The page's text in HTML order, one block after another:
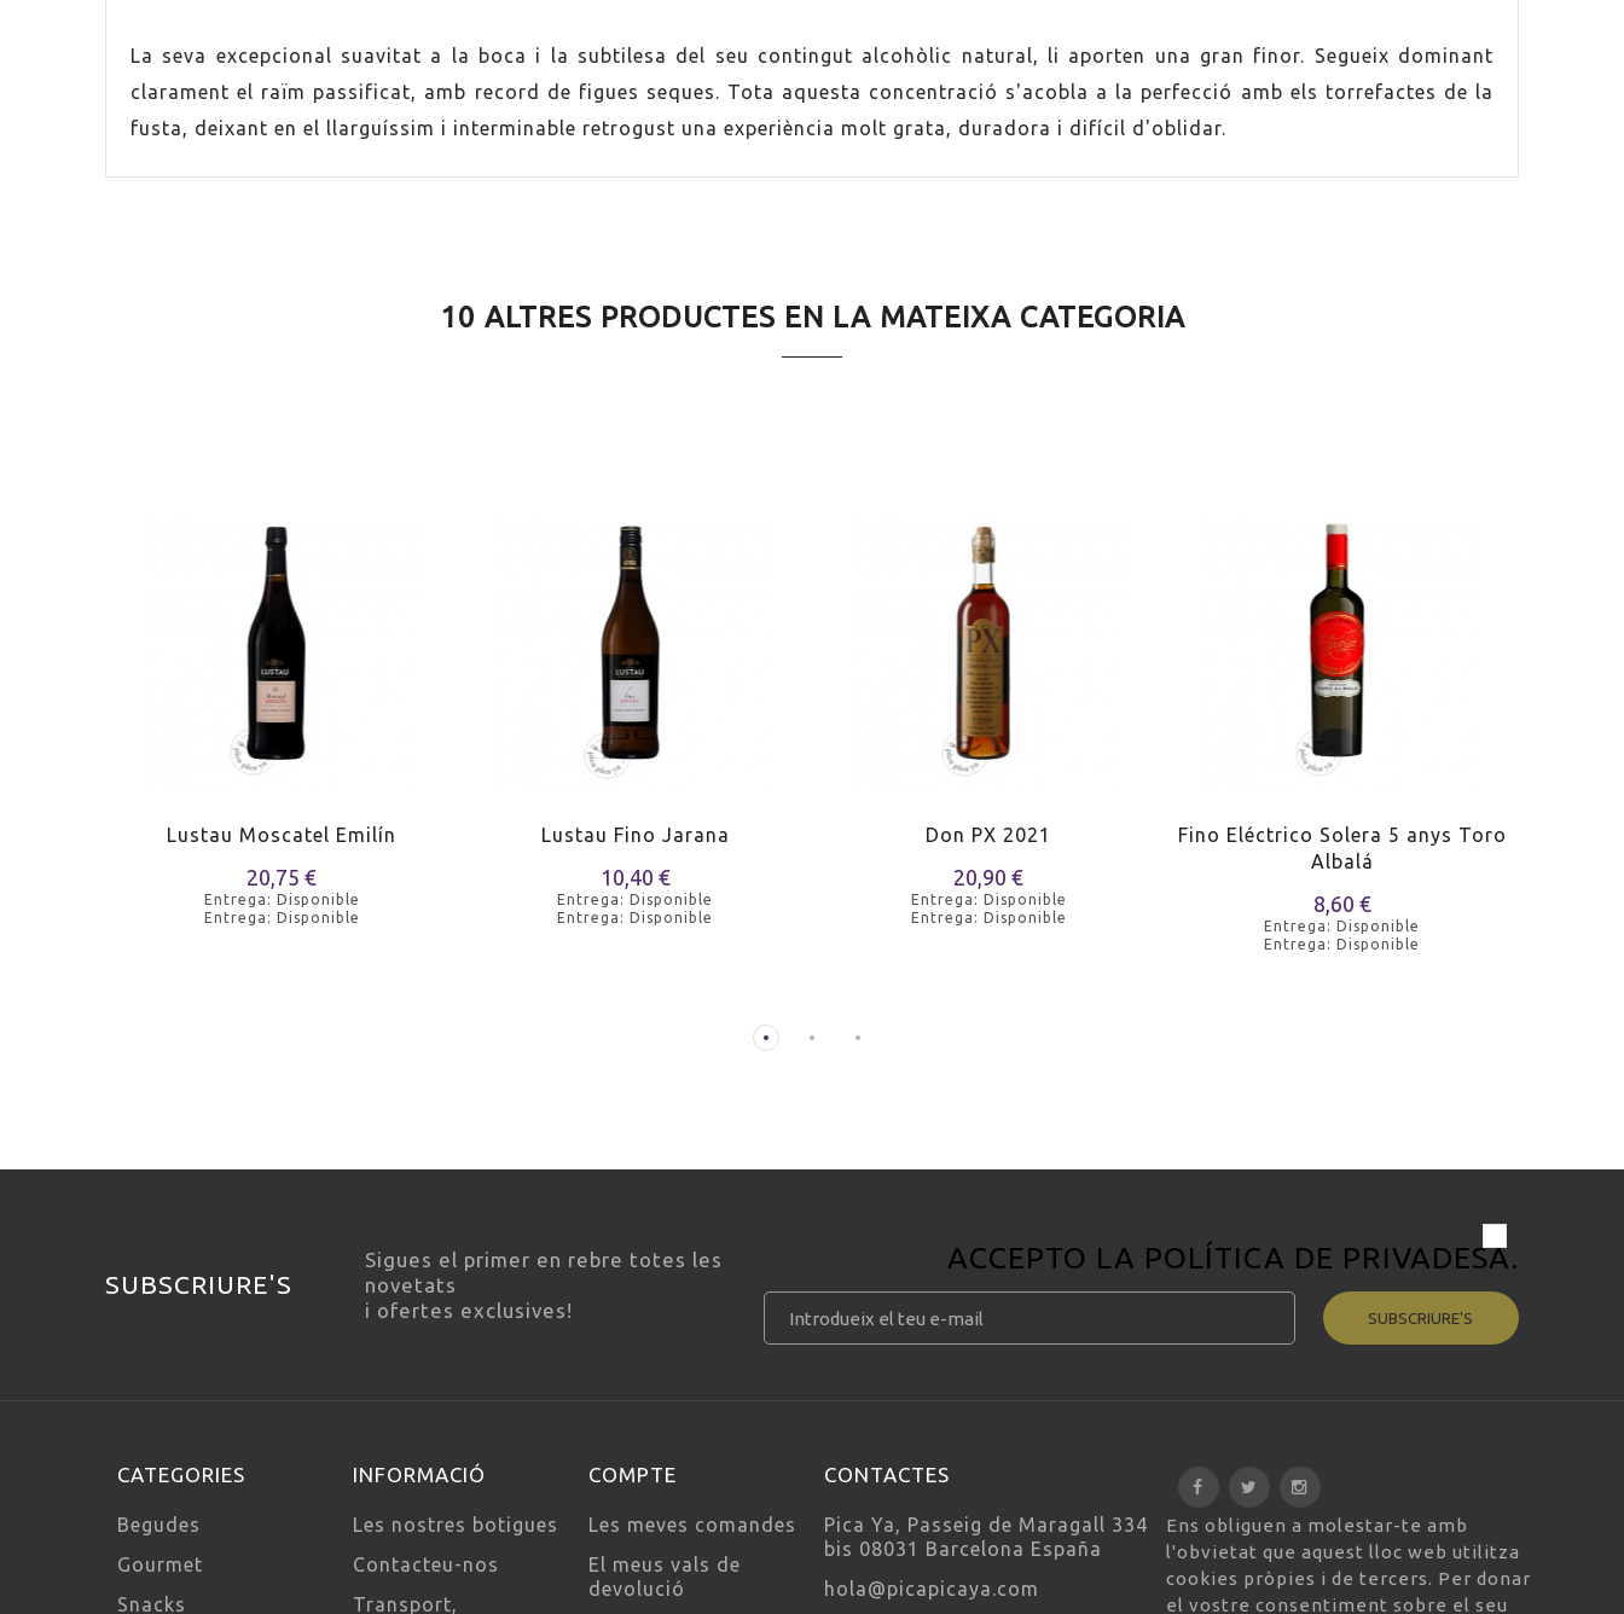
La seva excepcional suavitat a la boca i la subtilesa del seu contingut alcohòlic natural, li aporten una gran finor. Segueix dominant
clarament el raïm passificat, amb record de figues seques. Tota aquesta concentració s'acobla a la perfecció amb els torrefactes de la
fusta, deixant en el llarguíssim i interminable retrogust una experiència molt grata, duradora i difícil d'oblidar.
10 ALTRES PRODUCTES EN LA MATEIXA CATEGORIA
Lustau Moscatel Emilín
20,75 €
Entrega: Disponible
Entrega: Disponible
Lustau Fino Jarana
10,40 €
Entrega: Disponible
Entrega: Disponible
Don PX 2021
20,90 €
Entrega: Disponible
Entrega: Disponible
Fino Eléctrico Solera 5 anys Toro
Albalá
8,60 €
Entrega: Disponible
Entrega: Disponible
SUBSCRIURE'S
Sigues el primer en rebre totes les
novetats
i ofertes exclusives!
ACCEPTO LA POLÍTICA DE PRIVADESA.
SUBSCRIURE'S
CATEGORIES
Begudes
Gourmet
Snacks
INFORMACIÓ
Les nostres botigues
Contacteu-nos
Transport,
COMPTE
Les meves comandes
El meus vals de
devolució
CONTACTES
Pica Ya, Passeig de Maragall 334
bis 08031 Barcelona España
hola@picapicaya.com
Ens obliguen a molestar-te amb
l'obvietat que aquest lloc web utilitza
cookies pròpies i de tercers. Per donar
el vostre consentiment sobre el seu